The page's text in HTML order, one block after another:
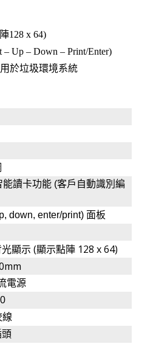
128 x 64)
Up – Down – Print/Enter)
於垃圾環境系統
能讀卡功能 (客戶自動識別編
down, enter/print) 面板
顯示 (顯示點陣 128 x 64)
電源
線